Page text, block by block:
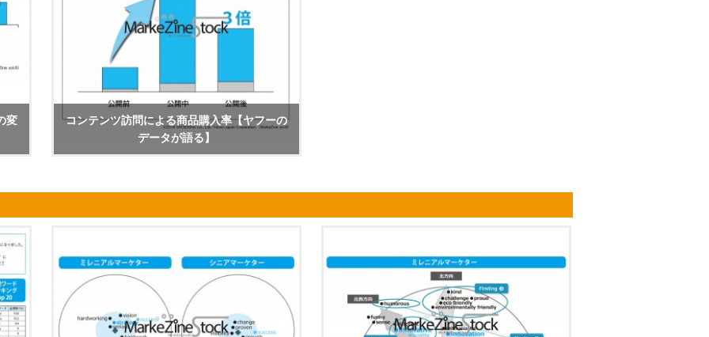
変
コンテンツ訪問による商品購入率【ヤフーの
データが語る】